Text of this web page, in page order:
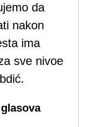
da
nakon
ima
sve nivoe